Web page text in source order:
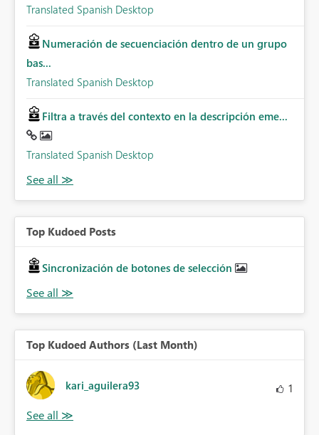
Translated Spanish Desktop
Numeración de secuenciación dentro de un grupo
bas...
Translated Spanish Desktop
Filtra a través del contexto en la descripción eme...
Translated Spanish Desktop
Top Kudoed Posts
Sincronización de botones de selección
Top Kudoed Authors (Last Month)
kari_aguilera93 1